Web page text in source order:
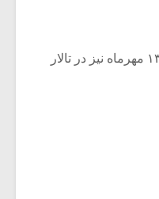
ارکستر تخت جمشید ۱۰ و ۱۲ و ۱۳ مهرماه نیز در تالار